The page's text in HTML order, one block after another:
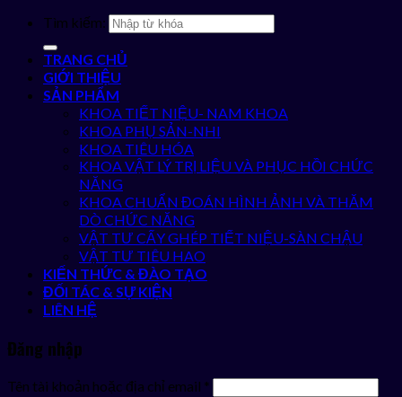
Tìm kiếm:
TRANG CHỦ
GIỚI THIỆU
SẢN PHẨM
KHOA TIẾT NIỆU- NAM KHOA
KHOA PHỤ SẢN-NHI
KHOA TIÊU HÓA
KHOA VẬT LÝ TRỊ LIỆU VÀ PHỤC HỒI CHỨC
NĂNG
KHOA CHUẨN ĐOÁN HÌNH ẢNH VÀ THĂM
DÒ CHỨC NĂNG
VẬT TƯ CẤY GHÉP TIẾT NIỆU-SÀN CHẬU
VẬT TƯ TIÊU HAO
KIẾN THỨC & ĐÀO TẠO
ĐỐI TÁC & SỰ KIỆN
LIÊN HỆ
Đăng nhập
Tên tài khoản hoặc địa chỉ email *